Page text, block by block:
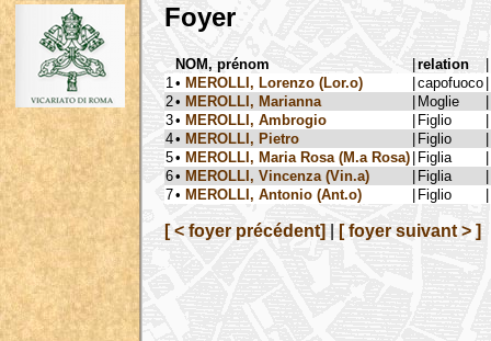
Foyer
NOM, prénom | relation
|
1 • MEROLLI, Lorenzo (Lor.o) |capofuoco |
2• MEROLLI, Marianna | Moglie
|
3• MEROLLI, Ambrogio | Figlio
|
4• MEROLLI, Pietro | Figlio
|
5• MEROLLI, Maria Rosa (M.a Rosa) | Figlia
|
6• MEROLLI, Vincenza (Vin.a) | Figlia
|
7• MEROLLI, Antonio (Ant.o) | Figlio |
[ < foyer précédent] [ foyer suivant > ]